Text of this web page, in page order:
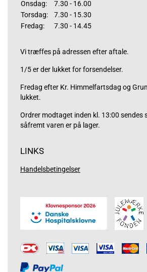
Onsdag:
7.30 - 16.00
Torsdag:
7.30 - 15.30
Fredag:
7.30 - 14.45
Vi træffes på adressen efter aftale.
1/5 er der lukket for forsendelser.
Fredag efter Kr. Himmelfartsdag og
lukket.
Ordrer modtaget inden kl. 13:00 sendes
såfremt varen er på lager.
LINKS
Handelsbetingelser